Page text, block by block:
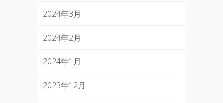
2024年3月
2024年2月
2024年1月
2023年12月